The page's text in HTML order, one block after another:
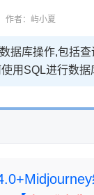
作者：屿小夏
据库操作,包括
用SQL进行数